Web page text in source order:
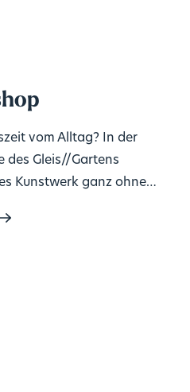
vom Alltag? In der
des Gleis//Gartens
Kunstwerk ganz ohne